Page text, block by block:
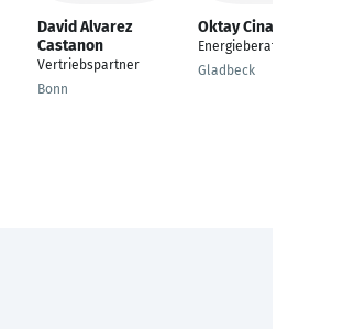
David Alvarez
Castanon
Vertriebspartner
Bonn
Oktay Cinar
Energieberater
Gladbeck